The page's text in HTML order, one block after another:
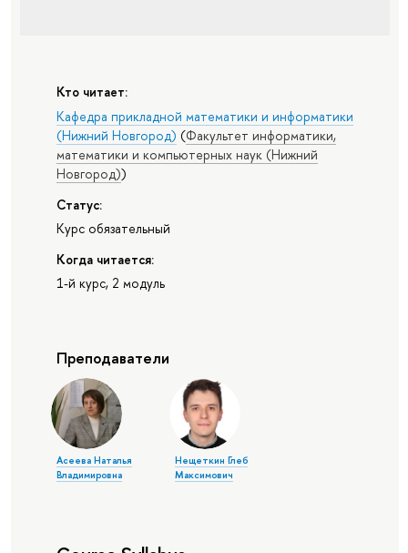
Кто читает:
Кафедра прикладной математики и информатики
(Нижний Новгород) (Факультет информатики,
математики и компьютерных наук (Нижний
Новгород))
Статус:
Курс обязательный
Когда читается:
1-й курс, 2 модуль
Преподаватели
Асеева Наталья
Владимировна
Нещеткин Глеб
Максимович